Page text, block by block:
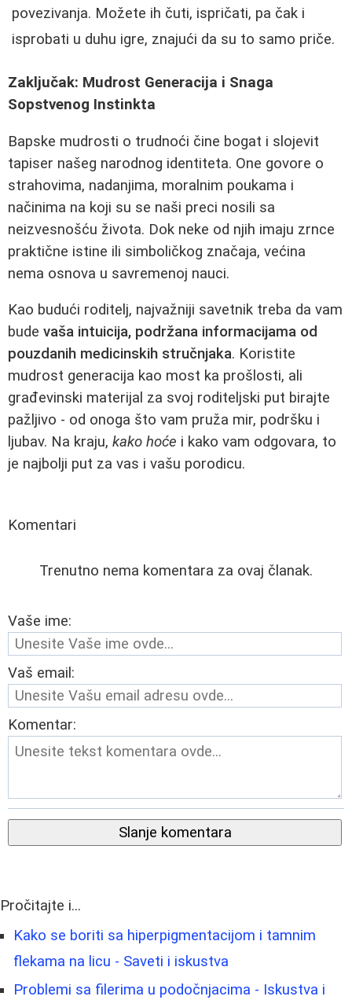
povezivanja. Možete ih čuti, ispričati, pa čak i
isprobati u duhu igre, znajući da su to samo priče.
Zaključak: Mudrost Generacija i Snaga
Sopstvenog Instinkta
Bapske mudrosti o trudnoći čine bogat i slojevit
tapiser našeg narodnog identiteta. One govore o
strahovima, nadanjima, moralnim poukama i
načinima na koji su se naši preci nosili sa
neizvesnošću života. Dok neke od njih imaju zrnce
praktične istine ili simboličkog značaja, većina
nema osnova u savremenoj nauci.
Kao budući roditelj, najvažniji savetnik treba da vam
bude vaša intuicija, podržana informacijama od
pouzdanih medicinskih stručnjaka. Koristite
mudrost generacija kao most ka prošlosti, ali
građevinski materijal za svoj roditeljski put birajte
pažljivo - od onoga što vam pruža mir, podršku i
ljubav. Na kraju, kako hoće i kako vam odgovara, to
je najbolji put za vas i vašu porodicu.
Komentari
Trenutno nema komentara za ovaj članak.
Vaše ime:
Vaš email:
Komentar:
Slanje komentara
Pročitajte i...
Kako se boriti sa hiperpigmentacijom i tamnim
flekama na licu - Saveti i iskustva
Problemi sa filerima u podočnjacima - Iskustva i